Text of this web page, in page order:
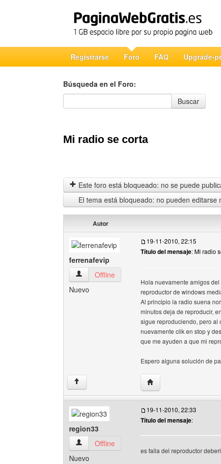
Registrarse Foro FAQ Upgrade-
Búsqueda en el Foro:
Búsqueda en el Foro
Buscar
Mi radio se corta
Este foro está bloqueado: no se puede
El tema está bloqueado: no pueden editarse
Autor
ferrenafevip
ferrenafevip Ver perfil del usuario
Offline
Nuevo
19-11-2010, 22:15
Título del mensaje: Mi radio
Hola nuevamente amigos
reproductor de windows
Al principio la radio suena
minutos deja de reproducir,
sigue reproduciendo, pero al
nuevamente clik en stop y
que me ayuden a que mi
Espero alguna solución de
↑ Visitar sitio web del
region33
region33 Ver perfil del usuario
Offline
Nuevo
19-11-2010, 22:33
Título del mensaje:
es falla del reproductor